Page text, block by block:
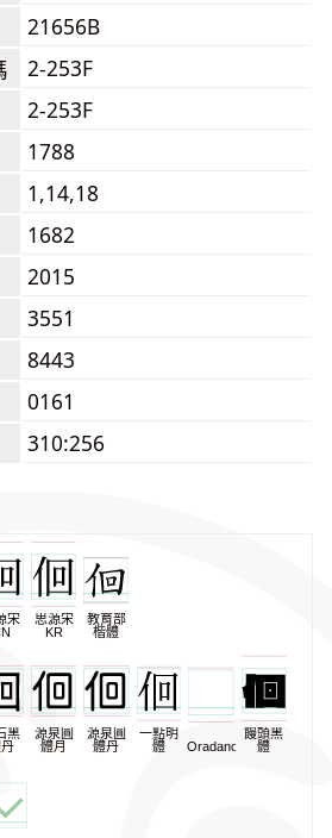
21656B
2-253F
2-253F
1788
1,14,18
1682
2015
3551
8443
0161
310:256
宋
思源宋
KR
教育部
楷體
黑
源泉圓
體月
源泉圓
體丹
一點明
體
Oradano
饅頭黑
體